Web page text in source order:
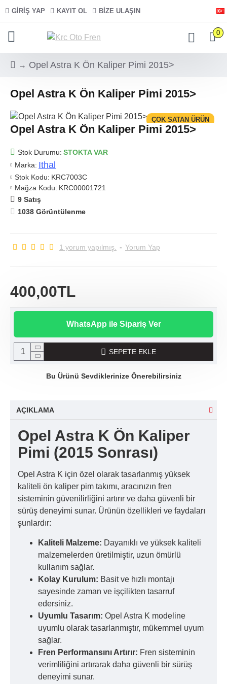
GIRIŞ YAP KAYIT OL BIZE ULAŞIN
0
Opel Astra K Ön Kaliper Pimi 2015>
Opel Astra K Ön Kaliper Pimi 2015>
ÇOK SATAN ÜRÜN
Opel Astra K Ön Kaliper Pimi 2015>
Stok Durumu: STOKTA VAR
Marka: Ithal
Stok Kodu: KRC7003C
Mağza Kodu: KRC00001721
9 Satış
1038 Görüntülenme
1 yorum yapılmış. - Yorum Yap
400,00TL
WhatsApp ile Sipariş Ver
SEPETE EKLE
Bu Ürünü Sevdiklerinize Önerebilirsiniz
AÇIKLAMA
Opel Astra K Ön Kaliper
Pimi (2015 Sonrası)
Opel Astra K için özel olarak tasarlanmış yüksek
kaliteli ön kaliper pim takımı, aracınızın fren
sisteminin güvenilirliğini artırır ve daha güvenli bir
sürüş deneyimi sunar. Ürünün özellikleri ve faydaları
şunlardır:
Kaliteli Malzeme: Dayanıklı ve yüksek kaliteli
malzemelerden üretilmiştir, uzun ömürlü
kullanım sağlar.
Kolay Kurulum: Basit ve hızlı montajı
sayesinde zaman ve işçilikten tasarruf
edersiniz.
Uyumlu Tasarım: Opel Astra K modeline
uyumlu olarak tasarlanmıştır, mükemmel uyum
sağlar.
Fren Performansını Artırır: Fren sisteminin
verimliliğini artırarak daha güvenli bir sürüş
deneyimi sunar.